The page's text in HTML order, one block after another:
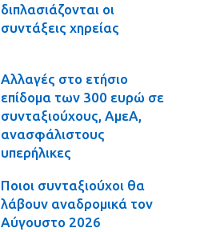
διπλασιάζονται οι
συντάξεις χηρείας
Αλλαγές στο ετήσιο
επίδομα των 300 ευρώ σε
συνταξιούχους, ΑμεΑ,
ανασφάλιστους
υπερήλικες
Ποιοι συνταξιούχοι θα
λάβουν αναδρομικά τον
Αύγουστο 2026